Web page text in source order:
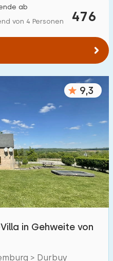
5
476
ab
von 4 Personen
9,3
in Gehweite von
> Durbuy